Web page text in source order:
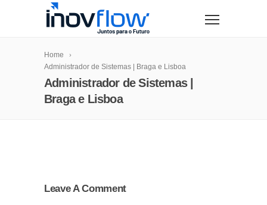
Home
Administrador de Sistemas | Braga e Lisboa
Administrador de Sistemas |
Braga e Lisboa
Leave A Comment